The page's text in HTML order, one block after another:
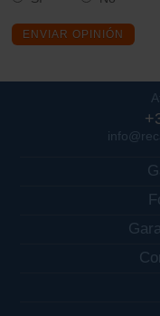
ENVIAR OPINIÓN